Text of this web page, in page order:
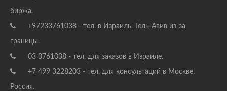
биржа.
+97233761038 - тел. в Израиль, Тель-Авив из-за
границы.
03 3761038 - тел. для заказов в Израиле.
+7 499 3228203 - тел. для консультаций в Москве,
Россия.